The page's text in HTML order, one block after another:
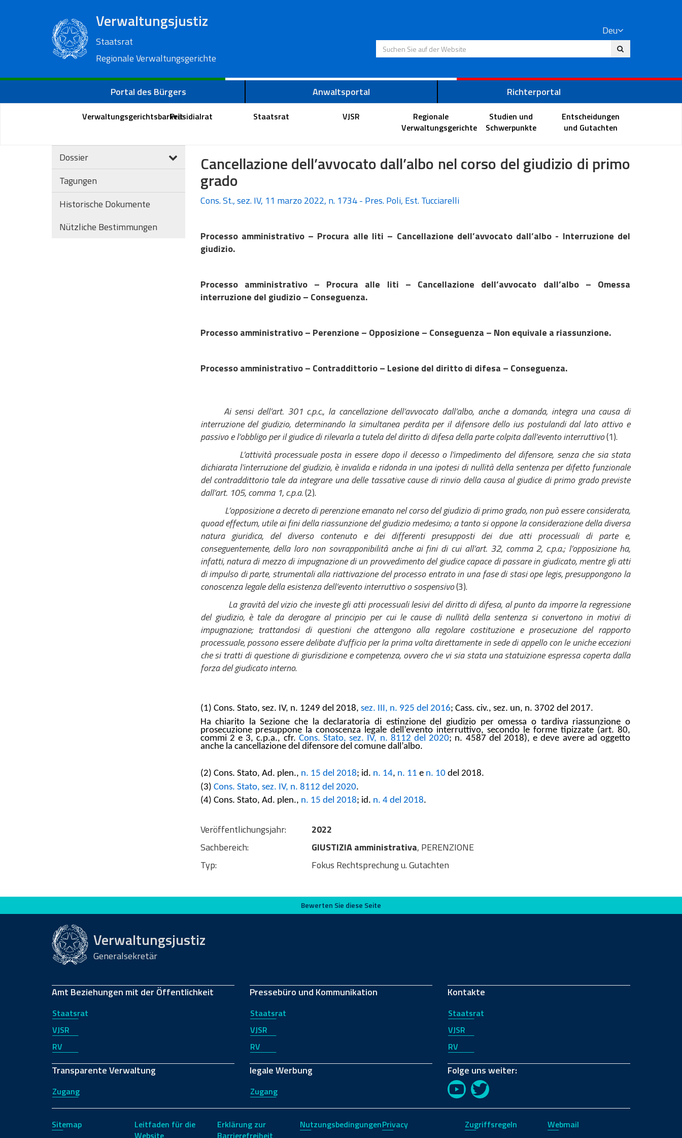
Verwaltungsjustiz
Staatsrat
Regionale Verwaltungsgerichte
Deu
Suchen Sie auf der Website
Portal des Bürgers Anwaltsportal Richterportal
VerwaltungsgerichtsbarkeitPräsidialrat Staatsrat VJSR
Regionale
Verwaltungsgerichte
Studien und
Schwerpunkte
Entscheidungen
und Gutachten
Dossier
Tagungen
Historische Dokumente
Nützliche Bestimmungen
Cancellazione dell’avvocato dall’albo nel corso del giudizio di primo
grado
Cons. St., sez. IV, 11 marzo 2022, n. 1734 - Pres. Poli, Est. Tucciarelli
Processo amministrativo – Procura alle liti – Cancellazione dell’avvocato dall’albo - Interruzione del
giudizio.
Processo amministrativo – Procura alle liti – Cancellazione dell’avvocato dall’albo – Omessa
interruzione del giudizio – Conseguenza.
Processo amministrativo – Perenzione – Opposizione – Conseguenza – Non equivale a riassunzione.
Processo amministrativo – Contraddittorio – Lesione del diritto di difesa – Conseguenza.
Ai sensi dell’art. 301 c.p.c., la cancellazione dell’avvocato dall’albo, anche a domanda, integra una causa di
interruzione del giudizio, determinando la simultanea perdita per il difensore dello ius postulandi dal lato attivo e
passivo e l’obbligo per il giudice di rilevarla a tutela del diritto di difesa della parte colpita dall’evento interruttivo(1).
L’attività processuale posta in essere dopo il decesso o l’impedimento del difensore, senza che sia stata
dichiarata l’interruzione del giudizio, è invalida e ridonda in una ipotesi di nullità della sentenza per difetto funzionale
del contraddittorio tale da integrare una delle tassative cause di rinvio della causa al giudice di primo grado previste
dall’art. 105, comma 1, c.p.a.(2).
L’opposizione a decreto di perenzione emanato nel corso del giudizio di primo grado, non può essere considerata,
quoad effectum, utile ai fini della riassunzione del giudizio medesimo; a tanto si oppone la considerazione della diversa
natura giuridica, del diverso contenuto e dei differenti presupposti dei due atti processuali di parte e,
conseguentemente, della loro non sovrapponibilità anche ai fini di cui all’art. 32, comma 2, c.p.a.; l’opposizione ha,
infatti, natura di mezzo di impugnazione di un provvedimento del giudice capace di passare in giudicato, mentre gli atti
di impulso di parte, strumentali alla riattivazione del processo entrato in una fase di stasi ope legis, presuppongono la
conoscenza legale della esistenza dell’evento interruttivo o sospensivo(3).
La gravità del vizio che investe gli atti processuali lesivi del diritto di difesa, al punto da imporre la regressione
del giudizio, è tale da derogare al principio per cui le cause di nullità della sentenza si convertono in motivi di
impugnazione; trattandosi di questioni che attengono alla regolare costituzione e prosecuzione del rapporto
processuale, possono essere delibate d’ufficio per la prima volta direttamente in sede di appello con le uniche eccezioni
che si tratti di questione di giurisdizione e competenza, ovvero che vi sia stata una statuizione espressa coperta dalla
forza del giudicato interno.
(1) Cons. Stato, sez. IV, n. 1249 del 2018, sez. III, n. 925 del 2016; Cass. civ., sez. un, n. 3702 del 2017.
Ha chiarito la Sezione che la declaratoria di estinzione del giudizio per omessa o tardiva riassunzione o
prosecuzione presuppone la conoscenza legale dell’evento interruttivo, secondo le forme tipizzate (art. 80,
commi 2 e 3, c.p.a., cfr. Cons. Stato, sez. IV, n. 8112 del 2020; n. 4587 del 2018), e deve avere ad oggetto
anche la cancellazione del difensore del comune dall’albo.
(2) Cons. Stato, Ad. plen., n. 15 del 2018; id. n. 14, n. 11 en. 10del 2018.
(3) Cons. Stato, sez. IV, n. 8112 del 2020.
(4) Cons. Stato, Ad. plen., n. 15 del 2018; id. n. 4 del 2018.
Veröffentlichungsjahr:
2022
Sachbereich:
GIUSTIZIA amministrativa, PERENZIONE
Typ:
Fokus Rechtsprechung u. Gutachten
Bewerten Sie diese Seite Bewerten Sie diese Seite
Verwaltungsjustiz
Generalsekretär
Amt Beziehungen mit der Öffentlichkeit
Staatsrat
VJSR
RV
Transparente Verwaltung
Zugang
Pressebüro und Kommunikation
Staatsrat
VJSR
RV
legale Werbung
Zugang
Kontakte
Staatsrat
VJSR
RV
Folge uns weiter:
YouTubeTwitter
Sitemap
Leitfaden für die
Website
Erklärung zur
Barrierefreiheit
NutzungsbedingungenPrivacy Zugriffsregeln Webmail